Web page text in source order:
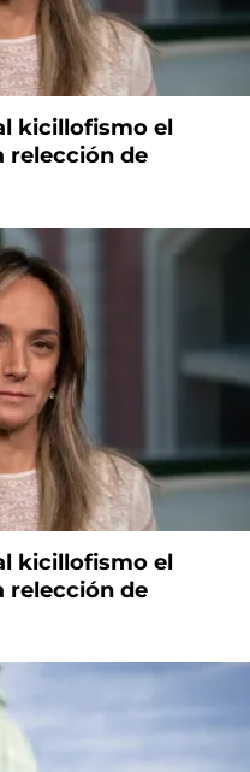
kicillofismo el
relección de
kicillofismo el
relección de